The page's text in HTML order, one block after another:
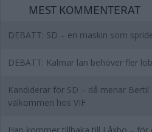
MEST KOMMENTERAT
DEBATT: SD – en maskin som
DEBATT: Kalmar län behöver fler
Kandiderar för SD – då menar
välkommen hos VIF